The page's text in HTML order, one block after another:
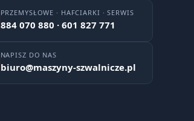
PRZEMYSŁOWE · HAFCIARKI · SERWIS
884 070 880 · 601 827 771
NAPISZ DO NAS
biuro@maszyny-szwalnicze.pl